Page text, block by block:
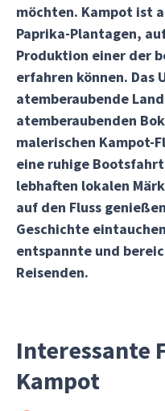
möchten. Kampot ist
Paprika-Plantagen,
Produktion einer der
erfahren können. Das
atemberaubende
atemberaubenden
malerischen Kampot-
eine ruhige
lebhaften lokalen
auf den Fluss
Geschichte
entspannte und
Reisenden.
Interessante
Kampot